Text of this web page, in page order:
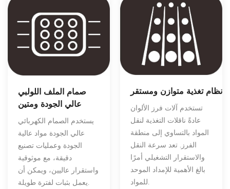
صمام الملف اللولبي
عالي الجودة ومتين
يستخدم الصمام الكهربائي
عالي الجودة مواد عالية
الجودة وعمليات تصنيع
دقيقة، مع موثوقية
واستقرار عاليين، ويمكن أن
يعمل بثبات لفترة طويلة.
نظام تغذية متوازن ومستقر
تستخدم آلات فرز الألوان
عادةً ناقلات التغذية لنقل
المواد بالتساوي إلى منطقة
الفرز. تعد سرعة النقل
والاستقرار التشغيلي أمرًا
بالغ الأهمية للإمداد الموحد
للمواد.